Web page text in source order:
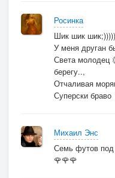
Росинка
Шик шик
У меня друган
Света молодец
берегу..,
Отчаливая
Суперски браво
Михаил Энс
Семь футов под
🌹🌹🌹